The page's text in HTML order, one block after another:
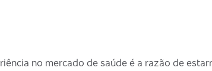
no mercado de saúde é a razão de